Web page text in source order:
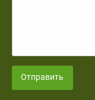
Отправить